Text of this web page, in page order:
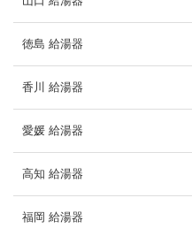
徳島 給湯器
香川 給湯器
愛媛 給湯器
高知 給湯器
福岡 給湯器